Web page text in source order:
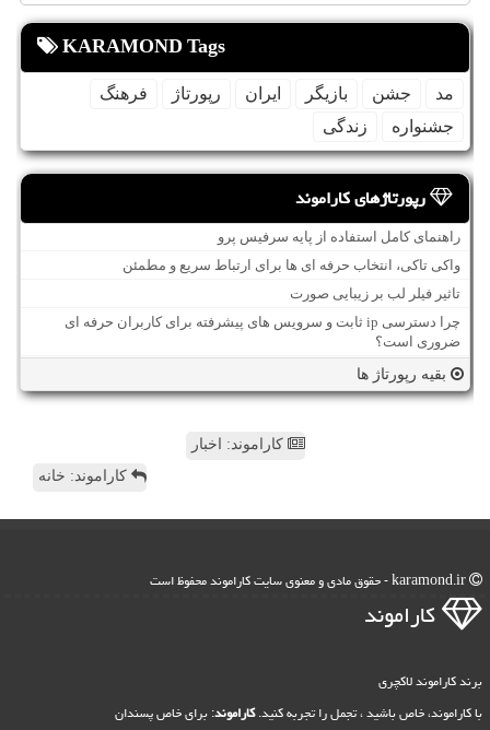
KARAMOND Tags
مد جشن بازیگر ایران رپورتاژ
فرهنگ
جشنواره
زندگی
رپورتاژهای کاراموند
راهنمای کامل استفاده از پایه سرفیس پرو
واکی تاکی، انتخاب حرفه ای ها برای ارتباط سریع و مطمئن
تاثیر فیلر لب بر زیبایی صورت
چرا دسترسی ip ثابت و سرویس های پیشرفته برای کاربران حرفه ای
ضروری است؟
بقیه رپورتاژ ها
کاراموند: اخبار
کاراموند: خانه
كاراموند
برند کاراموند لاکچری
با کاراموند، خاص باشید ، تجمل را تجربه کنید.کاراموند: برای خاص پسندان